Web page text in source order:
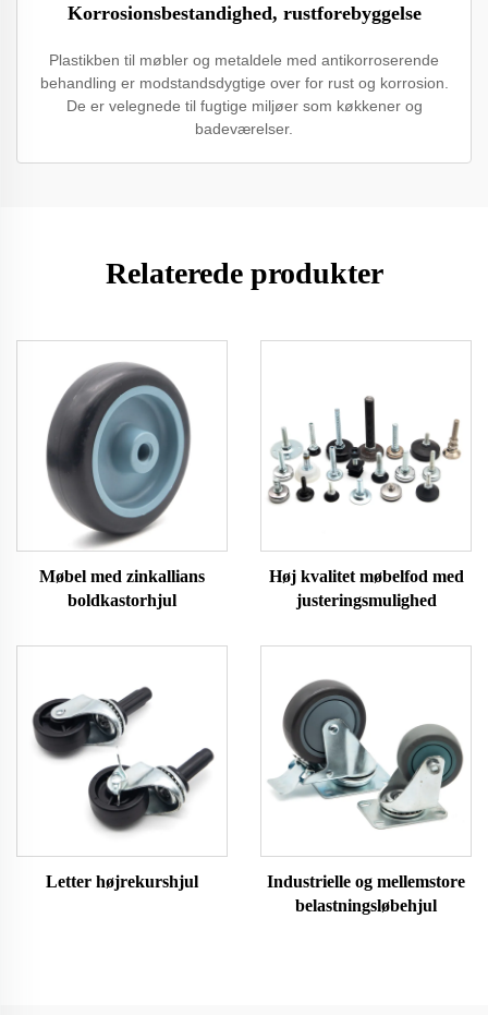
Korrosionsbestandighed, rustforebyggelse
Plastikben til møbler og metaldele med antikorroserende
behandling er modstandsdygtige over for rust og korrosion.
De er velegnede til fugtige miljøer som køkkener og
badeværelser.
Relaterede produkter
Møbel med zinkallians
boldkastorhjul
Høj kvalitet møbelfod med
justeringsmulighed
Letter højrekurshjul
Industrielle og mellemstore
belastningsløbehjul